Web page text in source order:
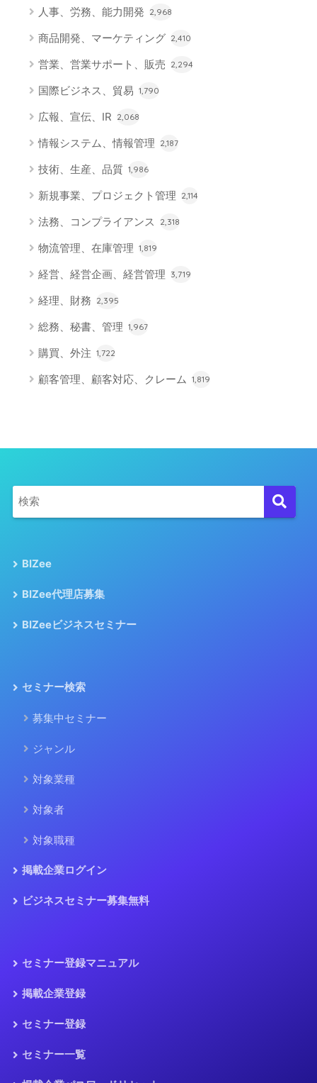
人事、労務、能力開発 2,968
商品開発、マーケティング 2,410
営業、営業サポート、販売 2,294
国際ビジネス、貿易 1,790
広報、宣伝、IR 2,068
情報システム、情報管理 2,187
技術、生産、品質 1,986
新規事業、プロジェクト管理 2,114
法務、コンプライアンス 2,318
物流管理、在庫管理 1,819
経営、経営企画、経営管理 3,719
経理、財務 2,395
総務、秘書、管理 1,967
購買、外注 1,722
顧客管理、顧客対応、クレーム 1,819
BIZee
BIZee代理店募集
BIZeeビジネスセミナー
セミナー検索
募集中セミナー
ジャンル
対象業種
対象者
対象職種
掲載企業ログイン
ビジネスセミナー募集無料
セミナー登録マニュアル
掲載企業登録
セミナー登録
セミナー一覧